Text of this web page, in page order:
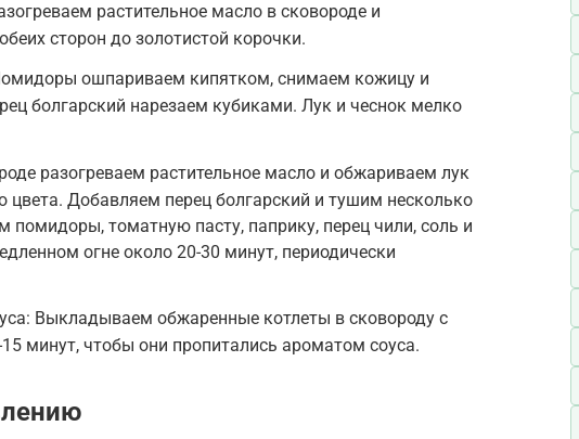
растительное масло в сковороде и
сторон до золотистой корочки.
ошпариваем кипятком, снимаем кожицу и
болгарский нарезаем кубиками. Лук и чеснок мелко
разогреваем растительное масло и обжариваем лук
цвета. Добавляем перец болгарский и тушим несколько
помидоры, томатную пасту, паприку, перец чили, соль и
огне около 20-30 минут, периодически
Выкладываем обжаренные котлеты в сковороду с
минут, чтобы они пропитались ароматом соуса.